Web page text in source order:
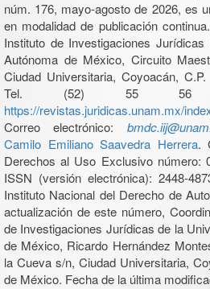
núm. 176, mayo-agosto de 2026, es
en modalidad de publicación
Instituto de Investigaciones
Autónoma de México, Circuito
Ciudad Universitaria, Coyoacán,
Tel. (52) 55
https://revistas.juridicas.unam.mx/
Correo electrónico:
Camilo Emiliano Saavedra Herrera.
Derechos al Uso Exclusivo número:
ISSN (versión electrónica): 2448-
Instituto Nacional del Derecho de
actualización de este número,
de Investigaciones Jurídicas de la
de México, Ricardo Hernández
la Cueva s/n, Ciudad Universitaria,
de México. Fecha de la última